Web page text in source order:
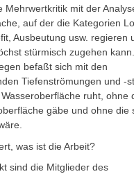
Mehrwertkritik mit der
auf der die Kategorien
Ausbeutung usw. regieren
stürmisch zugehen
befaßt sich mit den
Tiefenströmungen und -
ruht, ohne
gäbe und ohne die
was ist die Arbeit?
sind die Mitglieder des